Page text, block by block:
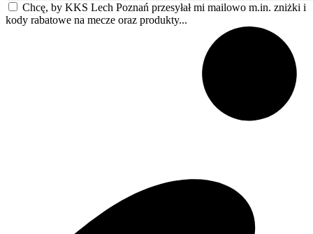
Chcę, by KKS Lech Poznań przesyłał mi mailowo m.in. zniżki i
kody rabatowe na mecze oraz produkty...